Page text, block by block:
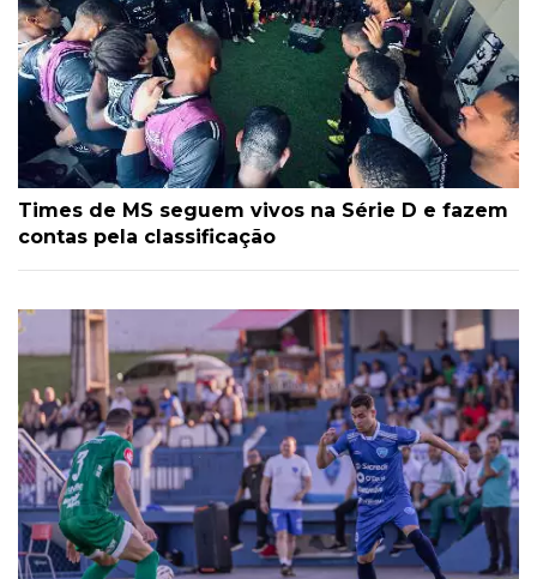
Times de MS seguem vivos na Série D e fazem
contas pela classificação